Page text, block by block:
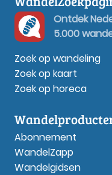
Ontdek
5.000
Zoek op wandeling
Zoek op kaart
Zoek op horeca
Abonnement
WandelZapp
Wandelgidsen